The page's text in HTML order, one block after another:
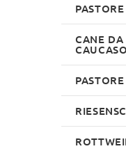
CANE DA
CAUCASO